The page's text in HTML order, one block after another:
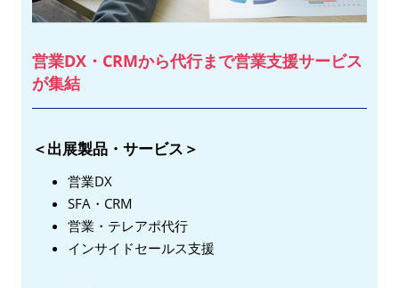
営業DX・CRMから代行まで営業支援サービス
が集結
＜出展製品・サービス＞
営業DX
SFA・CRM
営業・テレアポ代行
インサイドセールス支援